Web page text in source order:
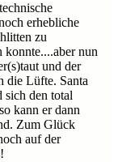
erhebliche
zu
nun
und der
die Lüfte. Santa
sich den total
kann er dann
Zum Glück
auf der